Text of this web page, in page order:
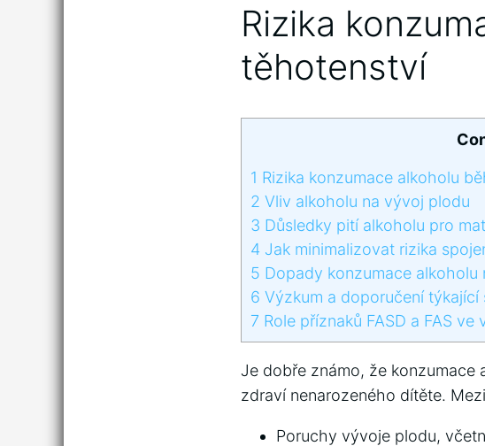
Rizika
⁣těhotenství
1 Rizika ​konzumace‌ alkoholu
2 Vliv alkoholu ‌na vývoj‌ plodu
3 Důsledky pití ⁢alkoholu pro
4 Jak minimalizovat rizika‍
5 Dopady konzumace
6 Výzkum a doporučení
7 Role ⁢příznaků FASD a FAS
Je dobře‍ známo, že konzumace⁤
zdraví nenarozeného dítěte.‌
Poruchy ⁤vývoje plodu,​